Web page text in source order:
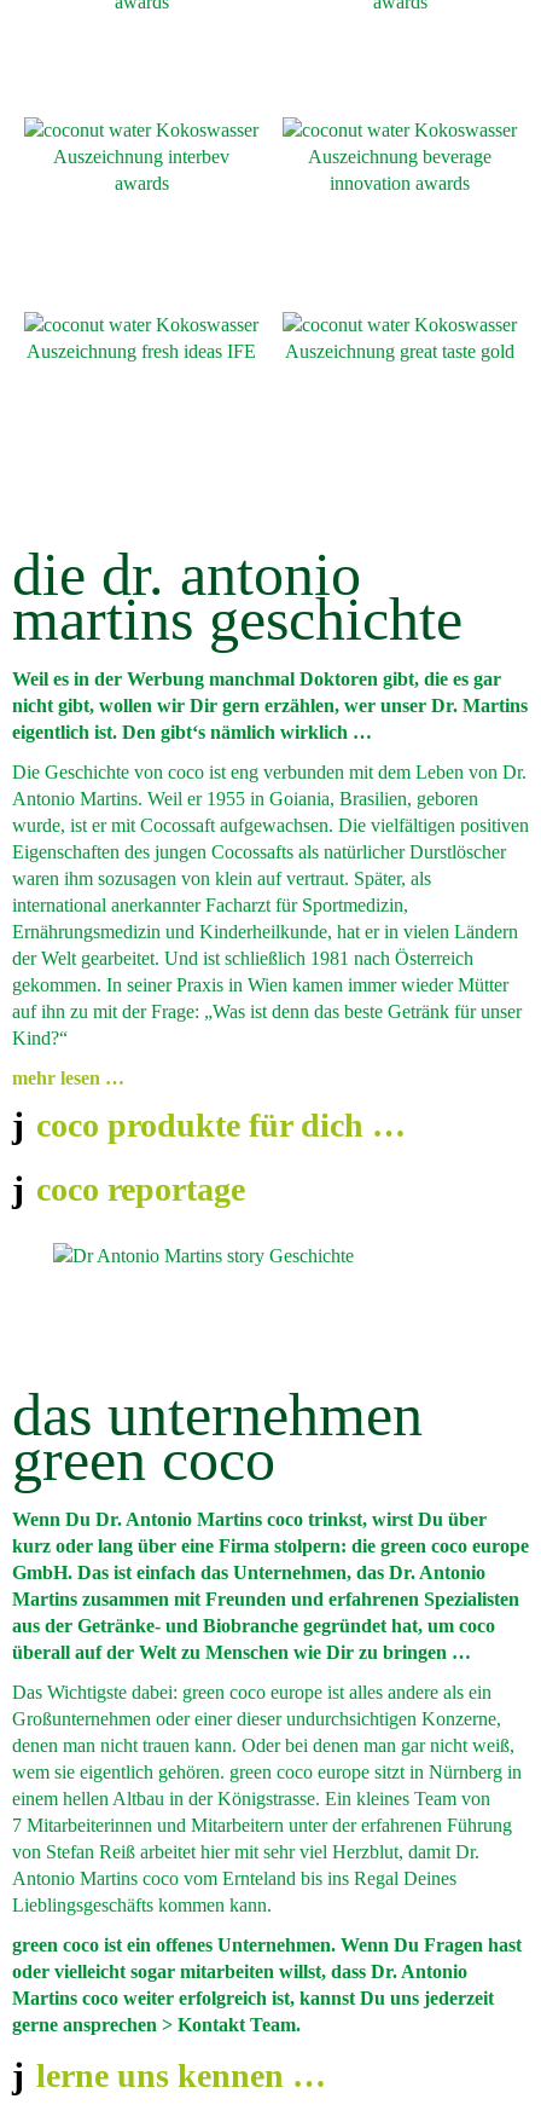
die dr. antonio
martins geschichte
Weil es in der Werbung manchmal Doktoren gibt, die es gar
nicht gibt, wollen wir Dir gern erzählen, wer unser Dr. Martins
eigentlich ist. Den gibt‘s nämlich wirklich …
Die Geschichte von coco ist eng verbunden mit dem Leben von Dr.
Antonio Martins. Weil er 1955 in Goiania, Brasilien, geboren
wurde, ist er mit Cocossaft aufgewachsen. Die vielfältigen positiven
Eigenschaften des jungen Cocossafts als natürlicher Durstlöscher
waren ihm sozusagen von klein auf vertraut. Später, als
international anerkannter Facharzt für Sportmedizin,
Ernährungsmedizin und Kinderheilkunde, hat er in vielen Ländern
der Welt gearbeitet. Und ist schließlich 1981 nach Österreich
gekommen. In seiner Praxis in Wien kamen immer wieder Mütter
auf ihn zu mit der Frage: „Was ist denn das beste Getränk für unser
Kind?“
mehr lesen …
coco produkte für dich …
coco reportage
das unternehmen
green coco
Wenn Du Dr. Antonio Martins coco trinkst, wirst Du über
kurz oder lang über eine Firma stolpern: die green coco europe
GmbH. Das ist einfach das Unternehmen, das Dr. Antonio
Martins zusammen mit Freunden und erfahrenen Spezialisten
aus der Getränke- und Biobranche gegründet hat, um coco
überall auf der Welt zu Menschen wie Dir zu bringen …
Das Wichtigste dabei: green coco europe ist alles andere als ein
Großunternehmen oder einer dieser undurchsichtigen Konzerne,
denen man nicht trauen kann. Oder bei denen man gar nicht weiß,
wem sie eigentlich gehören. green coco europe sitzt in Nürnberg in
einem hellen Altbau in der Königstrasse. Ein kleines Team von
7 Mitarbeiterinnen und Mitarbeitern unter der erfahrenen Führung
von Stefan Reiß arbeitet hier mit sehr viel Herzblut, damit Dr.
Antonio Martins coco vom Ernteland bis ins Regal Deines
Lieblingsgeschäfts kommen kann.
green coco ist ein offenes Unternehmen. Wenn Du Fragen hast
oder vielleicht sogar mitarbeiten willst, dass Dr. Antonio
Martins coco weiter erfolgreich ist, kannst Du uns jederzeit
gerne ansprechen > Kontakt Team.
lerne uns kennen …